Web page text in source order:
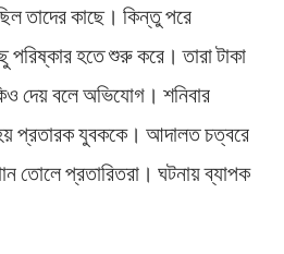
তাদের কাছে। কিন্তু পরে
পরিষ্কার হতে শুরু করে। তারা টাকা
দেয় বলে অভিযোগ। শনিবার
প্রতারক যুবককে। আদালত চত্বরে
তোলে প্রতারিতরা। ঘটনায় ব্যাপক